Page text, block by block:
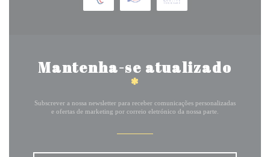
Mantenha-se atualizado
*
Subscrever a nossa newsletter para receber comunicações personalizadas
e ofertas de marketing por correio eletrónico da nossa parte.